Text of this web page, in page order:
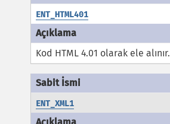
ENT_HTML401
Kod HTML 4.01 olarak ele alınır.
ENT_XML1